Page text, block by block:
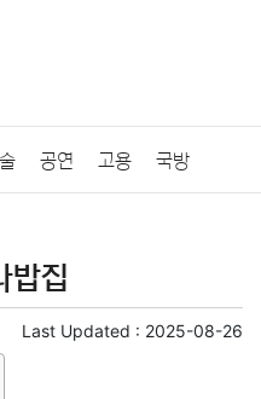
공연 고용 국방
암호화폐
밥집
Last Updated : 2025-08-26